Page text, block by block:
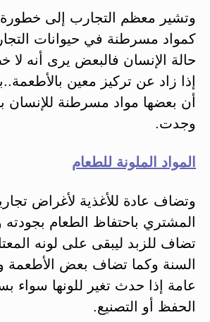
وتشير معظم التجارب إلى خطورة
كمواد مسرطنة في حيوانات
حالة الإنسان فالبعض يرى أنه لا
إذا زاد عن تركيز معين
أن بعضها مواد مسرطنة
وجدت.
المواد الملونة للطعام
وتضاف عادة للأغذية لأغراض
المشتري باحتفاظ الطعام بجودته
تضاف للزبد ليبقى على لونه
السنة وكما تضاف بعض الأطعمة
عامة إذا حدث تغير للونها
الحفظ أو التصنيع.